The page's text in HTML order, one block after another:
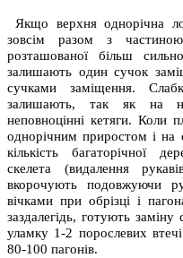
Якщо верхня однорічна
зовсім разом з
розташованої більш
залишають один сучок
сучками заміщення.
залишають, так як на
неповноцінні кетяги. Коли
однорічним приростом і на
кількість багаторічної
скелета (видалення
вкорочують подовжуючи
вічками при обрізці і
заздалегідь, готують
уламку 1-2 порослевих
80-100 пагонів.